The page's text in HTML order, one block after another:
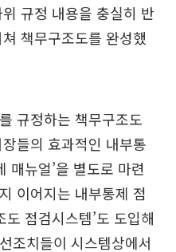
규정 내용을 충실히 반
책무구조도를 완성했
규정하는 책무구조도
들의 효과적인 내부통
매뉴얼’을 별도로 마련
이어지는 내부통제 점
점검시스템’도 도입해
조치들이 시스템상에서